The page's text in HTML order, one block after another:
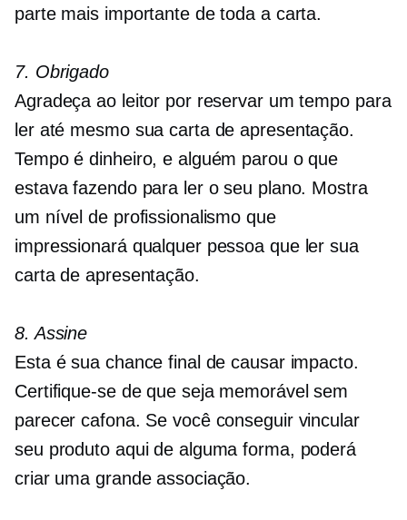
parte mais importante de toda a carta.
7. Obrigado
Agradeça ao leitor por reservar um tempo para
ler até mesmo sua carta de apresentação.
Tempo é dinheiro, e alguém parou o que
estava fazendo para ler o seu plano. Mostra
um nível de profissionalismo que
impressionará qualquer pessoa que ler sua
carta de apresentação.
8. Assine
Esta é sua chance final de causar impacto.
Certifique-se de que seja memorável sem
parecer cafona. Se você conseguir vincular
seu produto aqui de alguma forma, poderá
criar uma grande associação.